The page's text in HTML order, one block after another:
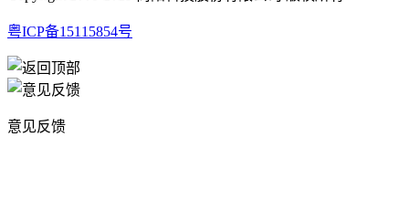
粤ICP备15115854号
意见反馈